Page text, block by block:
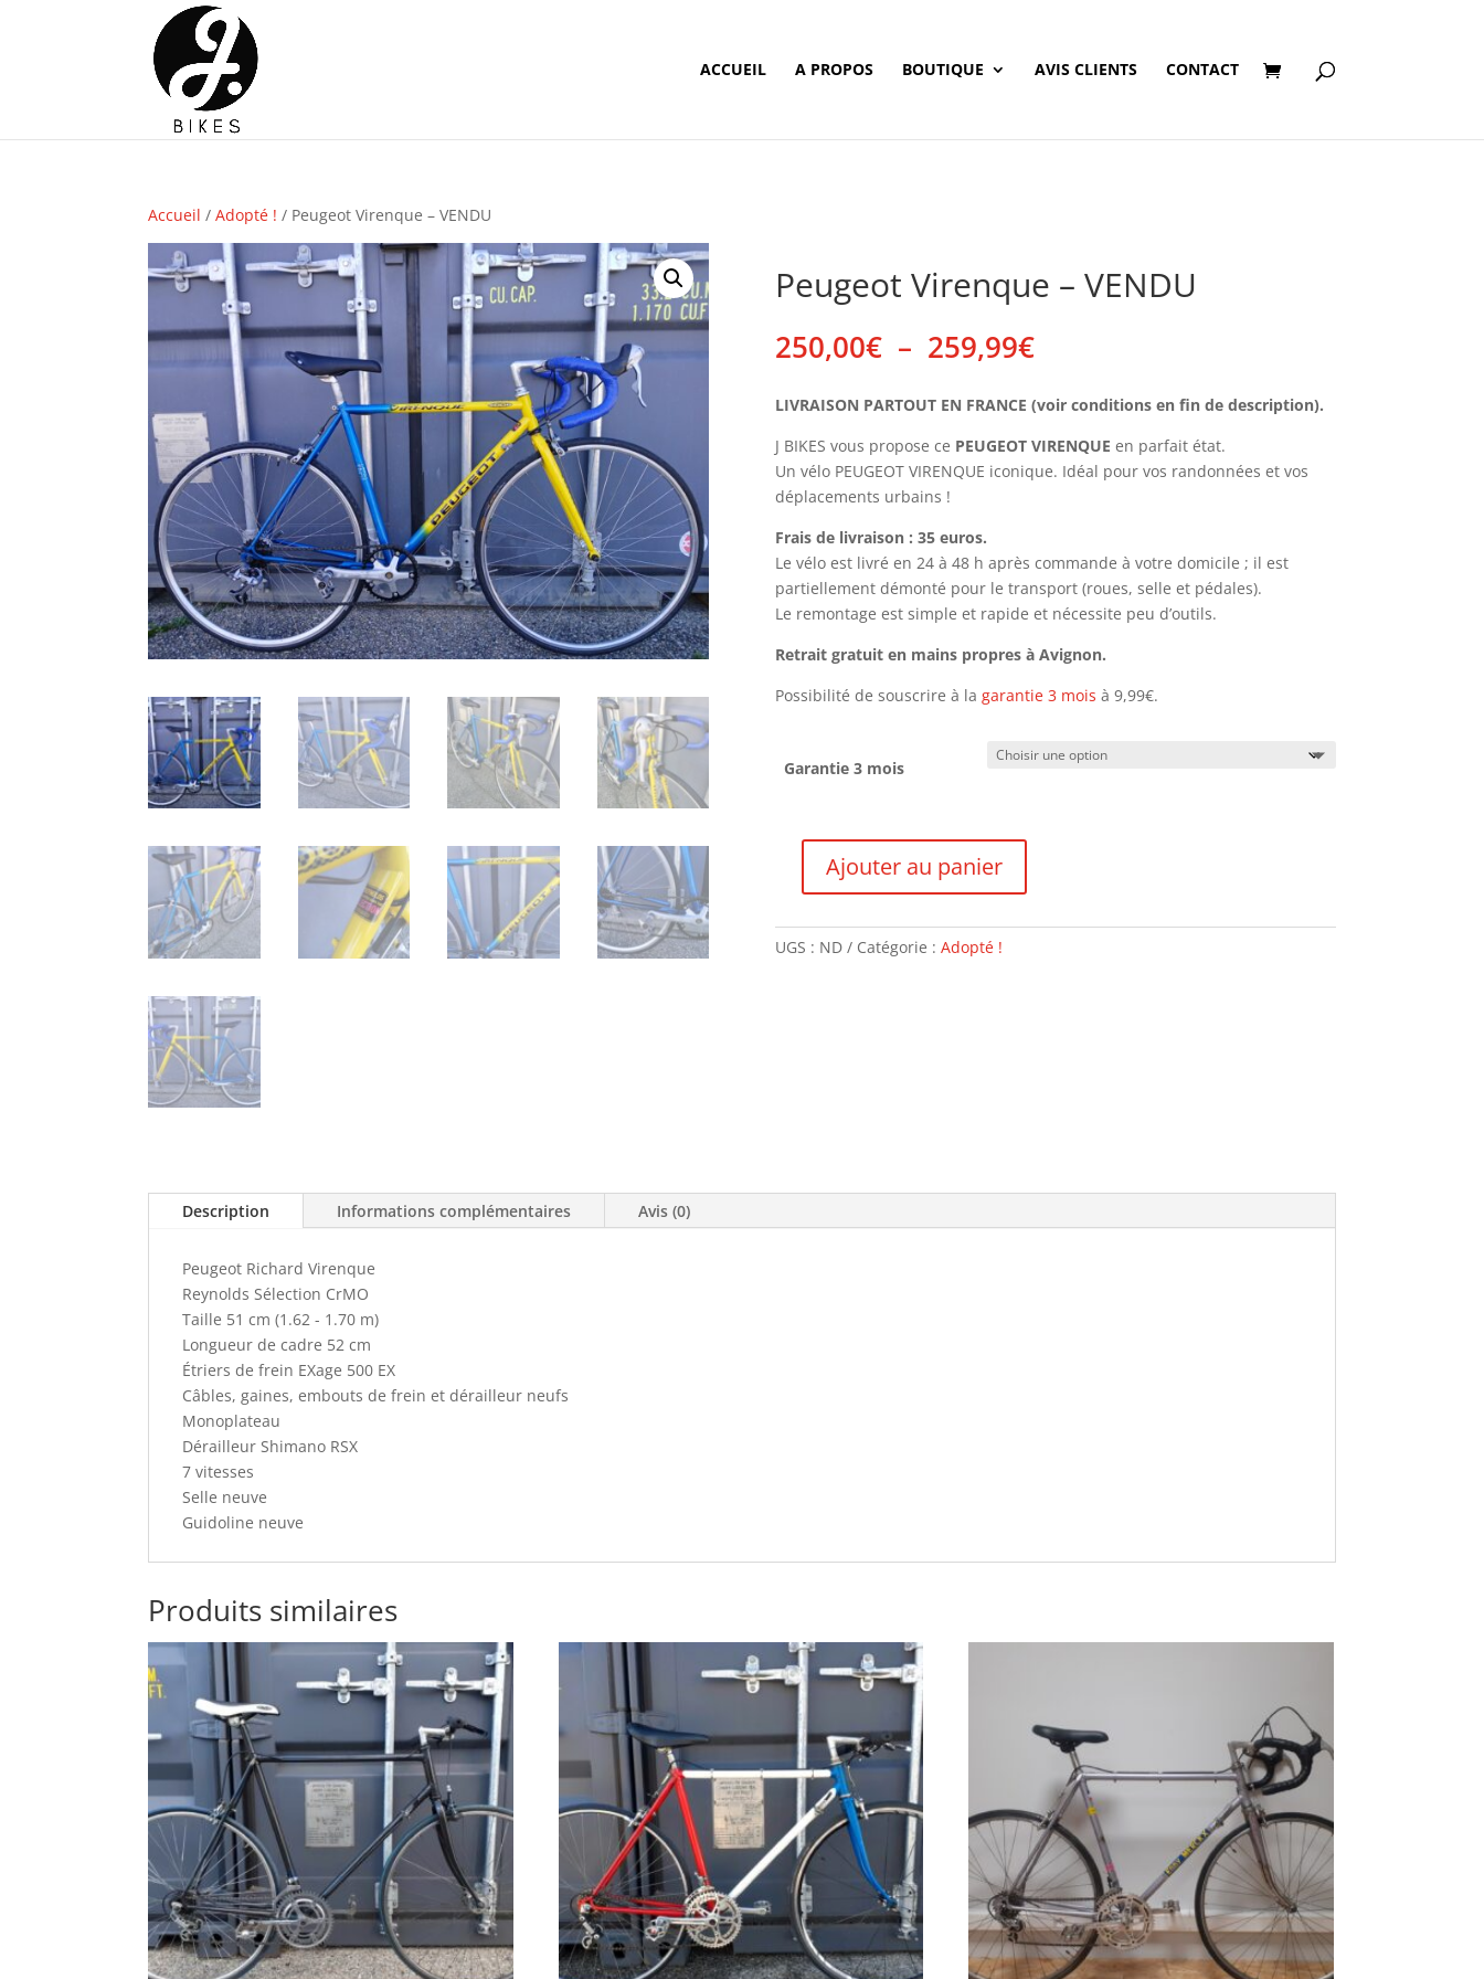
ACCUEIL A PROPOS BOUTIQUE AVIS CLIENTS CONTACT
Accueil /Adopté ! / Peugeot Virenque – VENDU
Peugeot Virenque – VENDU
250,00€ – 259,99€Plage
de
prix :
250,00€
à
259,99€
LIVRAISON PARTOUT EN FRANCE (voir conditions en fin de description).
J BIKES vous propose ce PEUGEOT VIRENQUE en parfait état.
Un vélo PEUGEOT VIRENQUE iconique. Idéal pour vos randonnées et vos
déplacements urbains !
Frais de livraison : 35 euros.
Le vélo est livré en 24 à 48 h après commande à votre domicile ; il est
partiellement démonté pour le transport (roues, selle et pédales).
Le remontage est simple et rapide et nécessite peu d’outils.
Retrait gratuit en mains propres à Avignon.
Possibilité de souscrire à la garantie 3 mois à 9,99€.
Garantie 3 mois
quantité
Peugeot
Virenque
Ajouter au panier
UGS : ND Catégorie : Adopté !
Description Informations complémentaires Avis (0)
Peugeot Richard Virenque
Reynolds Sélection CrMO
Taille 51 cm (1.62 - 1.70 m)
Longueur de cadre 52 cm
Étriers de frein EXage 500 EX
Câbles, gaines, embouts de frein et dérailleur neufs
Monoplateau
Dérailleur Shimano RSX
7 vitesses
Selle neuve
Guidoline neuve
Produits similaires